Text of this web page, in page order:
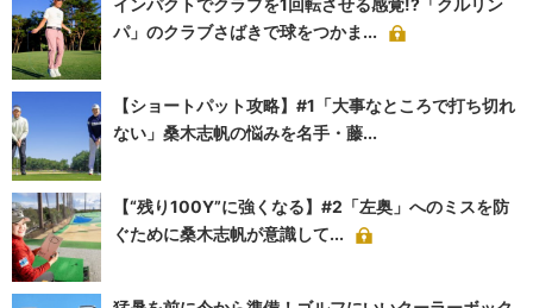
パ」のクラブさばきで球をつかま...
【ショートパット攻略】#1「大事なところで打ち切れ
ない」桑木志帆の悩みを名手・藤...
【“残り100Y”に強くなる】#2「左奥」へのミスを防
ぐために桑木志帆が意識して...